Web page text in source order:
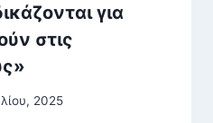
για
στις
2025